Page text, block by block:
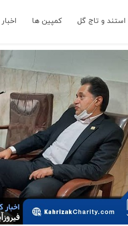
استند و تاج گل کمپین ها اخبار